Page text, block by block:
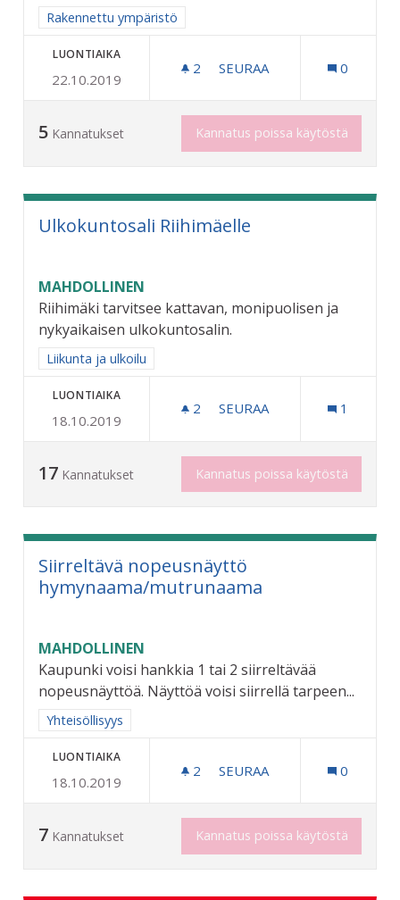
Rajaa tulokset aihepiirin mukaan: Rakennettu ympäristö
Rakennettu ympäristö
LUONTIAIKA
22.10.2019
2 2 SEURAAJAA
SEURAA 0
5 Kannatukset Kannatus poissa käytöstä
Ulkokuntosali Riihimäelle
MAHDOLLINEN
Riihimäki tarvitsee kattavan, monipuolisen ja
nykyaikaisen ulkokuntosalin.
Rajaa tulokset aihepiirin mukaan: Liikunta ja ulkoilu
Liikunta ja ulkoilu
LUONTIAIKA
18.10.2019
2 2 SEURAAJAA
SEURAA 1
17 Kannatukset Kannatus poissa käytöstä
Siirreltävä nopeusnäyttö
hymynaama/mutrunaama
MAHDOLLINEN
Kaupunki voisi hankkia 1 tai 2 siirreltävää
nopeusnäyttöä. Näyttöä voisi siirrellä tarpeen...
Rajaa tulokset aihepiirin mukaan: Yhteisöllisyys
Yhteisöllisyys
LUONTIAIKA
18.10.2019
2 2 SEURAAJAA
SEURAA 0
7 Kannatukset Kannatus poissa käytöstä